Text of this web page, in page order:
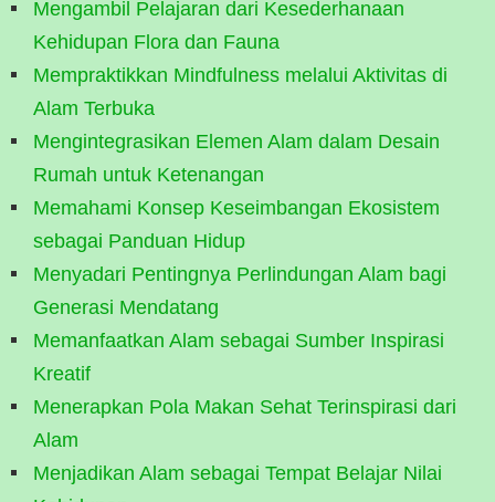
Mengambil Pelajaran dari Kesederhanaan
Kehidupan Flora dan Fauna
Mempraktikkan Mindfulness melalui Aktivitas di
Alam Terbuka
Mengintegrasikan Elemen Alam dalam Desain
Rumah untuk Ketenangan
Memahami Konsep Keseimbangan Ekosistem
sebagai Panduan Hidup
Menyadari Pentingnya Perlindungan Alam bagi
Generasi Mendatang
Memanfaatkan Alam sebagai Sumber Inspirasi
Kreatif
Menerapkan Pola Makan Sehat Terinspirasi dari
Alam
Menjadikan Alam sebagai Tempat Belajar Nilai